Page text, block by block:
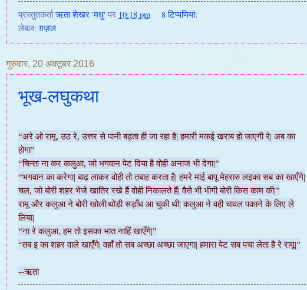
प्रस्तुतकर्ताऋता शेखर 'मधु' पर 10:18 pm
8 टिप्‍पणियां:
लेबल:ग़ज़ल
गुरुवार, 20 अक्टूबर 2016
भूख-लघुकथा
“अरे ओ रामू, उठ रे, उत्तर से पानी बढ़ता ही जा रहा है| हमारी मकई खराब हो जाएगी रे| अब का
होगा”
“चिन्ता ना कर कलुआ, जो भगवान पेट दिया है वोही अनाज भी देगा|”
“भगवान का करेगा| बाढ़ लाकर वोही तो तबाह करता है| हमरे माई बापू मेहरारु लइका सब का खाएँगे|
चल, जो बोरी शहर भेजे खातिर रखे हैं वोही निकालते हैं| वैसे भी भीगी बोरी किस काम की|”
रामू और कलुआ ने बोरी खोली|थोड़ी सड़ाँध आ चुकी थी| कलुआ ने वही चावल पकाने के लिए ले
लिया|
“ना रे कलुआ, हम तो इसका भात नाहिं खाएँगे|”
“तब इ का शहर वाले खाएँगे| वहाँ तो सब अच्छा अच्छा जाएगा| हमारा पेट सब पचा लेता है रे रामू|”
--ऋता